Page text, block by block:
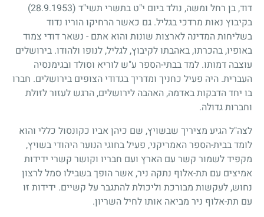
דוד, בן רחל ומשה, נולד ביום י"ט בתשרי תשי"ד (28.9.1953)
בקיבוץ נאות מרדכי בגליל. גם כאשר הרחיקו הוריו נדוד
בשליחות המדינה לארצות שונות והוא אתם - נשאר דודי צמוד
באופיו, בהכרתו, באהבתו לקיבוץ, לגליל, לנופו ולהודו. בירושלים
עוצבה דמותו. למד בבתי-הספר ע"ש לוריא וסולד ובגימנסיה
העברית. היה פעיל כחניך ומדריך בגדודי הצופים בירושלים. חברו
בו יחד הדבקות באדמה, האהבה לירושלים, הרגש לעזור לזולת
וחברות גדולה.
לצה"ל הגיע מציריך שבשויץ, שם כיהן אביו כקונסול כללי והוא
לומד בבית-הספר האמריקני, פעיל בחוגי הנוער היהודי בשויץ,
מקפיד לשמור קשר עם הארץ ועם חבריו וקושר קשרי ידידות
אמיצים עם תת-אלוף נתקה ניר, אשר הופך בשבילו סמל לרצון
נחוש, לעקשות מבורכת וליכולת להתגבר על קשיים. ידידות זו
עם תת-אלוף ניר מביאה אותו לחיל השריון.